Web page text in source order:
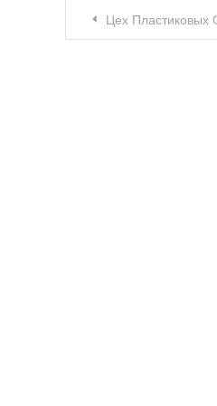
Цех Пластиковых